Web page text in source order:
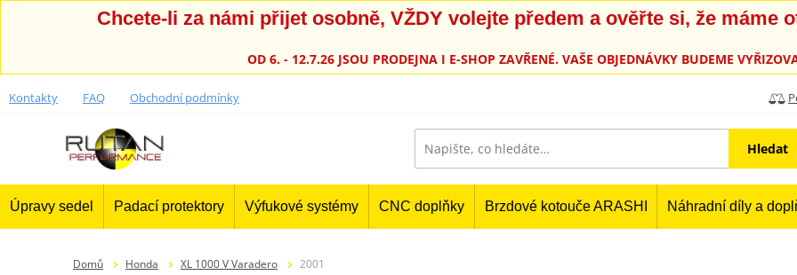
Chcete-li za námi přijet osobně, VŽDY volejte předem a ověřte si, že máme
OD 6. - 12.7.26 JSOU PRODEJNA I E-SHOP ZAVŘENÉ. VAŠE OBJEDNÁVKY BUDEME
Kontakty FAQ Obchodní podmínky
Hledat
Úpravy sedel Padací protektory Výfukové systémy CNC doplňky Brzdové kotouče ARASHI Náhradní díly a
Domů Honda XL 1000 V Varadero 2001